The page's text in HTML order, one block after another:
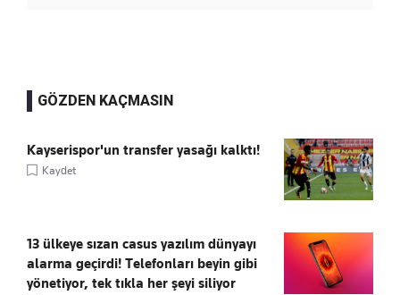
GÖZDEN KAÇMASIN
Kayserispor'un transfer yasağı kalktı!
Kaydet
13 ülkeye sızan casus yazılım dünyayı
alarma geçirdi! Telefonları beyin gibi
yönetiyor, tek tıkla her şeyi siliyor